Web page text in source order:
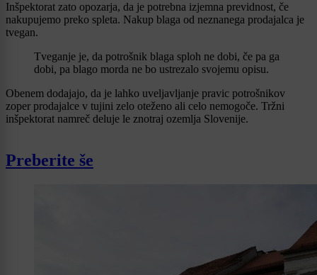
Inšpektorat zato opozarja, da je potrebna izjemna previdnost, če
nakupujemo preko spleta. Nakup blaga od neznanega prodajalca je
tvegan.
Tveganje je, da potrošnik blaga sploh ne dobi, če pa ga
dobi, pa blago morda ne bo ustrezalo svojemu opisu.
Obenem dodajajo, da je lahko uveljavljanje pravic potrošnikov
zoper prodajalce v tujini zelo oteženo ali celo nemogoče. Tržni
inšpektorat namreč deluje le znotraj ozemlja Slovenije.
Preberite še